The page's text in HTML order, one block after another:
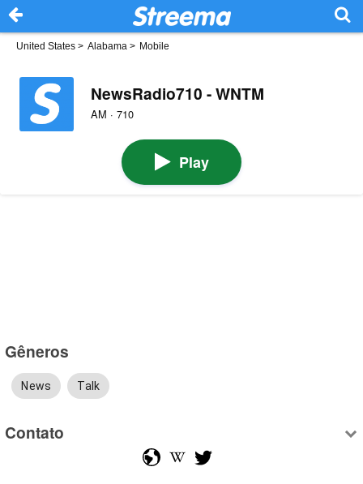
United States > Alabama > Mobile
NewsRadio710 - WNTM
AM · 710
Play
Gêneros
News Talk
Contato